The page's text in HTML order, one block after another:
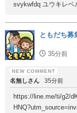
svykwfdq ユウキレベ
ともだち募
35分前
名無しさん 35分前
https://line.me/ti/g2/